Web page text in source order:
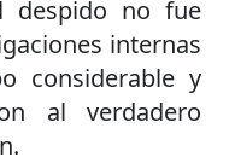
despido no fue
internas
considerable y
al verdadero